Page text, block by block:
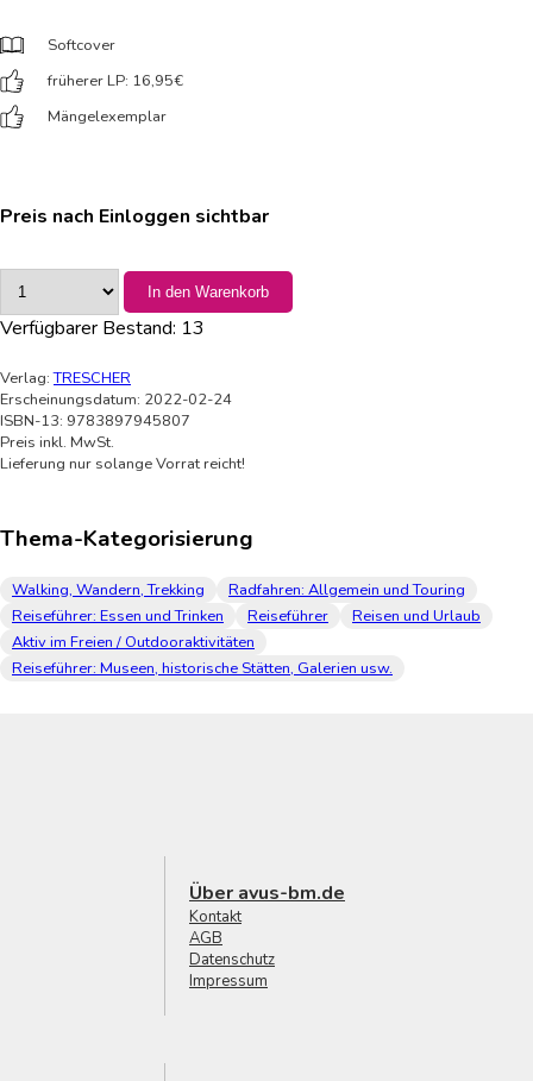
Softcover
früherer LP: 16,95€
Mängelexemplar
Preis nach Einloggen sichtbar
In den Warenkorb
Verfügbarer Bestand: 13
Verlag:TRESCHER
Erscheinungsdatum: 2022-02-24
ISBN-13: 9783897945807
Preis inkl. MwSt.
Lieferung nur solange Vorrat reicht!
Thema-Kategorisierung
Walking, Wandern, Trekking
Radfahren: Allgemein und Touring
Reiseführer: Essen und Trinken
Reiseführer
Reisen und Urlaub
Aktiv im Freien / Outdooraktivitäten
Reiseführer: Museen, historische Stätten, Galerien usw.
Über avus-bm.de
Kontakt
AGB
Datenschutz
Impressum